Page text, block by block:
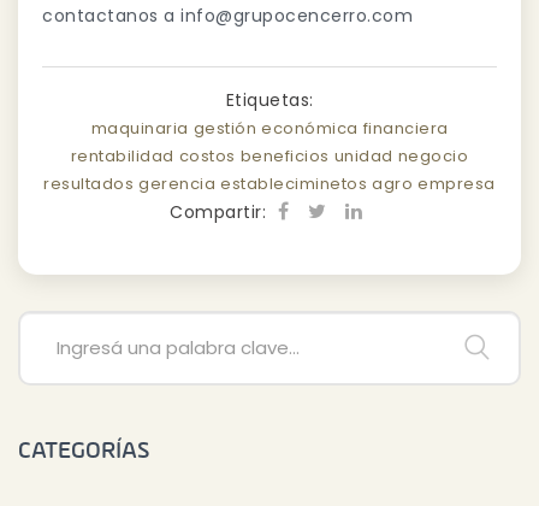
contactanos a info@grupocencerro.com
Etiquetas:
maquinaria gestión económica financiera
rentabilidad costos beneficios unidad negocio
resultados gerencia estableciminetos agro empresa
Compartir:
CATEGORÍAS